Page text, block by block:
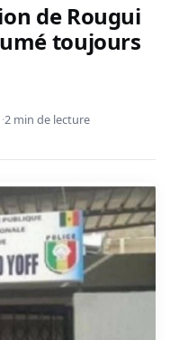
de Rougui
toujours
2 min de lecture